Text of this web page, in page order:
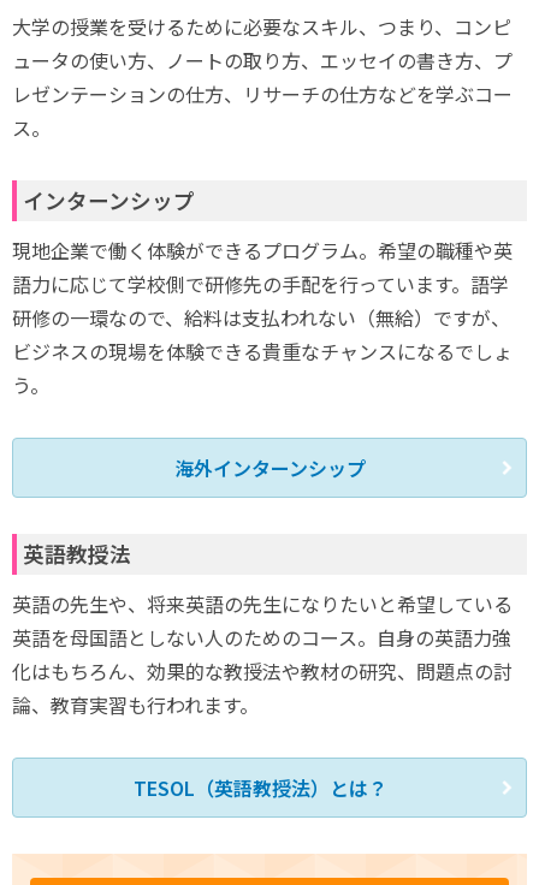
大学の授業を受けるために必要なスキル、つまり、コンピ
ュータの使い方、ノートの取り方、エッセイの書き方、プ
レゼンテーションの仕方、リサーチの仕方などを学ぶコー
ス。
インターンシップ
現地企業で働く体験ができるプログラム。希望の職種や英
語力に応じて学校側で研修先の手配を行っています。語学
研修の一環なので、給料は支払われない（無給）ですが、
ビジネスの現場を体験できる貴重なチャンスになるでしょ
う。
海外インターンシップ
英語教授法
英語の先生や、将来英語の先生になりたいと希望している
英語を母国語としない人のためのコース。自身の英語力強
化はもちろん、効果的な教授法や教材の研究、問題点の討
論、教育実習も行われます。
TESOL（英語教授法）とは？